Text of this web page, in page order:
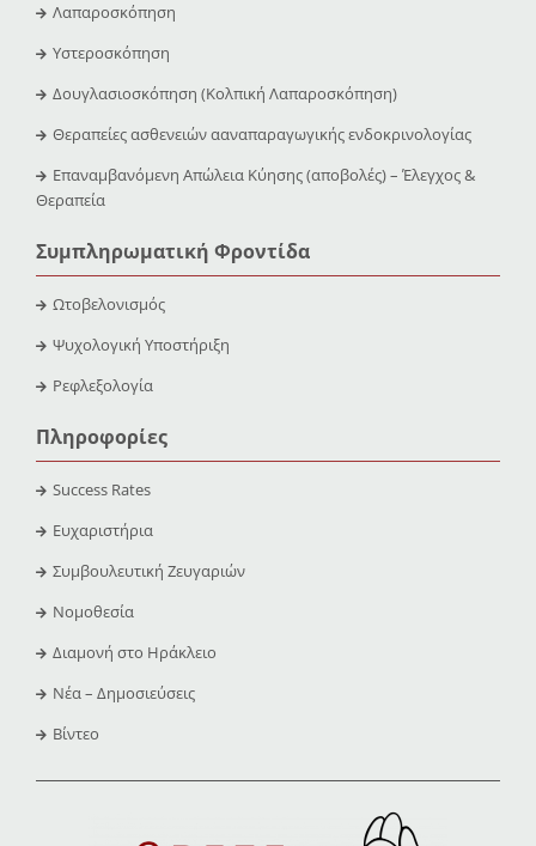
Λαπαροσκόπηση
Υστεροσκόπηση
Δουγλασιοσκόπηση (Κολπική Λαπαροσκόπηση)
Θεραπείες ασθενειών ααναπαραγωγικής ενδοκρινολογίας
Επαναμβανόμενη Απώλεια Κύησης (αποβολές) – Έλεγχος &
Θεραπεία
Συμπληρωματική Φροντίδα
Ωτοβελονισμός
Ψυχολογική Υποστήριξη
Ρεφλεξολογία
Πληροφορίες
Success Rates
Ευχαριστήρια
Συμβουλευτική Ζευγαριών
Νομοθεσία
Διαμονή στο Ηράκλειο
Νέα – Δημοσιεύσεις
Βίντεο